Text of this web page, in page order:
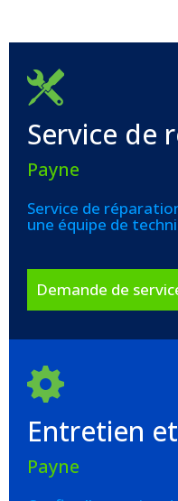
Service de
Payne
Service de
une équipe de
Demande de
Entretien
Payne